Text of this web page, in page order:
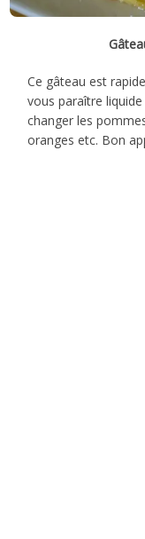
Ce gâteau est
vous paraître
changer les
oranges etc. Bon